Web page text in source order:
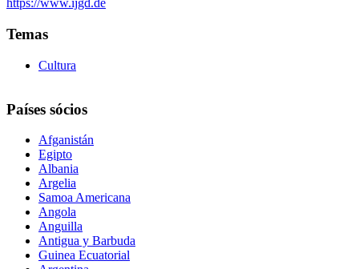
https://www.ijgd.de
Temas
Cultura
Países sócios
Afganistán
Egipto
Albania
Argelia
Samoa Americana
Angola
Anguilla
Antigua y Barbuda
Guinea Ecuatorial